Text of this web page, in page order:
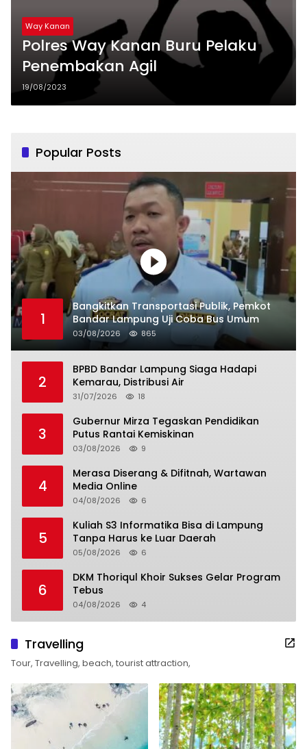
Way Kanan
Polres Way Kanan Buru Pelaku
Penembakan Agil
19/08/2023
Popular Posts
1
Bangkitkan Transportasi Publik, Pemkot
Bandar Lampung Uji Coba Bus Umum
03/08/2026 865
2
BPBD Bandar Lampung Siaga Hadapi
Kemarau, Distribusi Air
31/07/2026 18
3
Gubernur Mirza Tegaskan Pendidikan
Putus Rantai Kemiskinan
03/08/2026 9
4
Merasa Diserang & Difitnah, Wartawan
Media Online
04/08/2026 6
5
Kuliah S3 Informatika Bisa di Lampung
Tanpa Harus ke Luar Daerah
05/08/2026 6
6
DKM Thoriqul Khoir Sukses Gelar Program
Tebus
04/08/2026 4
Travelling
Tour, Travelling, beach, tourist attraction,